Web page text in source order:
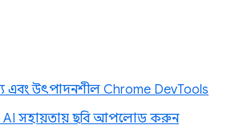
এবং উৎপাদনশীল Chrome DevTools
AI সহায়তায় ছবি আপলোড করুন